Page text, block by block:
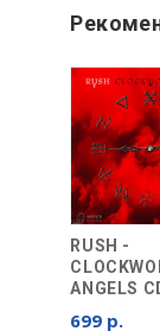
RUSH -
ANGELS
699 р.